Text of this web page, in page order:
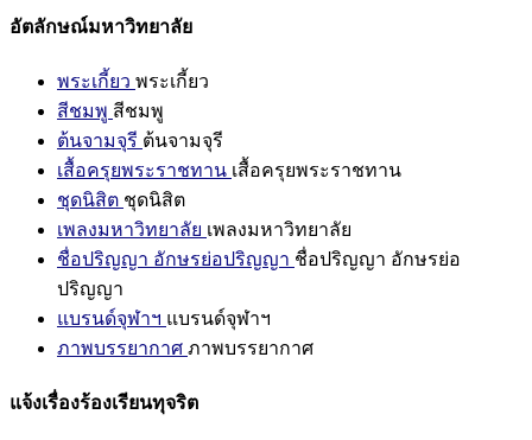
อัตลักษณ์มหาวิทยาลัย
พระเกี้ยว พระเกี้ยว
สีชมพู สีชมพู
ต้นจามจุรี ต้นจามจุรี
เสื้อครุยพระราชทาน เสื้อครุยพระราชทาน
ชุดนิสิต ชุดนิสิต
เพลงมหาวิทยาลัย เพลงมหาวิทยาลัย
ชื่อปริญญา อักษรย่อปริญญา ชื่อปริญญา อักษรย่อ
ปริญญา
แบรนด์จุฬาฯ แบรนด์จุฬาฯ
ภาพบรรยากาศ ภาพบรรยากาศ
แจ้งเรื่องร้องเรียนทุจริต